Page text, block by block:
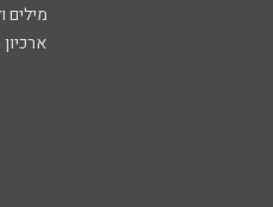
מילים
ארכיון 103fm